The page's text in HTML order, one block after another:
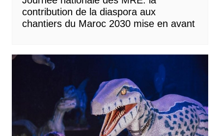
contribution de la diaspora aux
chantiers du Maroc 2030 mise en avant